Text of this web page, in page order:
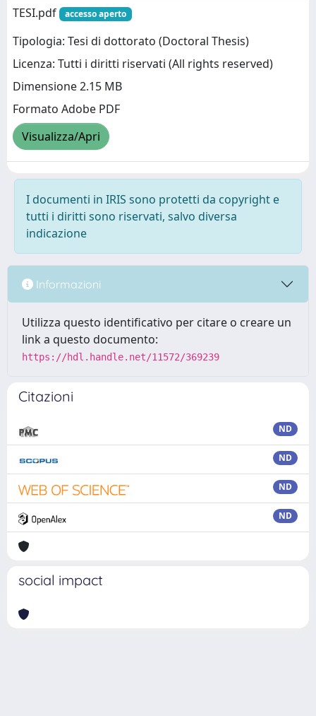
TESI.pdf
accesso aperto
Tipologia: Tesi di dottorato (Doctoral Thesis)
Licenza: Tutti i diritti riservati (All rights reserved)
Dimensione 2.15 MB
Formato Adobe PDF
Visualizza/Apri
I documenti in IRIS sono protetti da copyright e
tutti i diritti sono riservati, salvo diversa
indicazione
Informazioni
Utilizza questo identificativo per citare o creare un
link a questo documento:
https://hdl.handle.net/11572/369239
Citazioni
ND
ND
ND
ND
social impact